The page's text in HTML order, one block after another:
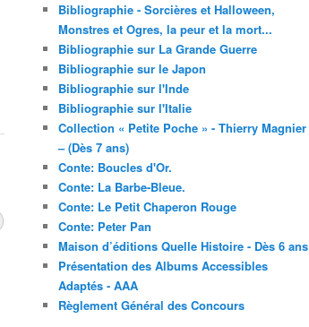
Bibliographie - Sorcières et Halloween,
Monstres et Ogres, la peur et la mort...
Bibliographie sur La Grande Guerre
Bibliographie sur le Japon
Bibliographie sur l'Inde
Bibliographie sur l'Italie
Collection « Petite Poche » - Thierry Magnier
– (Dès 7 ans)
Conte: Boucles d'Or.
Conte: La Barbe-Bleue.
Conte: Le Petit Chaperon Rouge
Conte: Peter Pan
Maison d’éditions Quelle Histoire - Dès 6 ans
Présentation des Albums Accessibles
Adaptés - AAA
Règlement Général des Concours